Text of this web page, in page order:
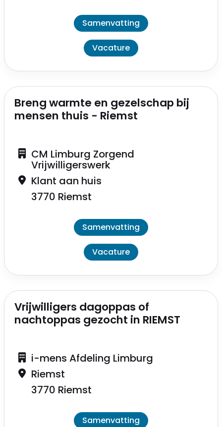
Samenvatting
Vacature
Breng warmte en gezelschap bij
mensen thuis - Riemst
CM Limburg Zorgend
Vrijwilligerswerk
Klant aan huis
3770 Riemst
Samenvatting
Vacature
Vrijwilligers dagoppas of
nachtoppas gezocht in RIEMST
i-mens Afdeling Limburg
Riemst
3770 Riemst
Samenvatting